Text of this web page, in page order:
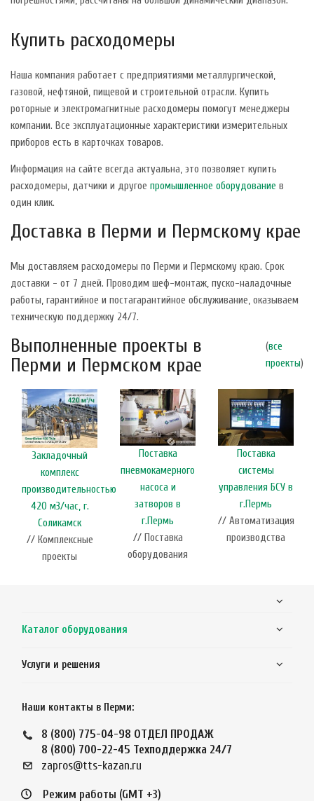
Купить расходомеры
Наша компания работает с предприятиями металлургической,
газовой, нефтяной, пищевой и строительной отрасли. Купить
роторные и электромагнитные расходомеры помогут менеджеры
компании. Все эксплуатационные характеристики измерительных
приборов есть в карточках товаров.
Информация на сайте всегда актуальна, это позволяет купить
расходомеры, датчики и другое промышленное оборудование в
один клик.
Доставка в Перми и Пермскому крае
Мы доставляем расходомеры по Перми и Пермскому краю. Срок
доставки - от 7 дней. Проводим шеф-монтаж, пуско-наладочные
работы, гарантийное и постагарантийное обслуживание, оказываем
техническую поддержку 24/7.
Выполненные проекты в
Перми и Пермском крае
(все
проекты)
Закладочный
комплекс
производительностью
420 м3/час, г.
Соликамск
// Комплексные
проекты
Поставка
пневмокамерного
насоса и
затворов в
г.Пермь
// Поставка
оборудования
Поставка
системы
управления БСУ в
г.Пермь
// Автоматизация
производства
Каталог оборудования
Услуги и решения
Наши контакты в Перми:
8 (800) 775-04-98 ОТДЕЛ ПРОДАЖ
8 (800) 700-22-45 Техподдержка 24/7
zapros@tts-kazan.ru
Режим работы (GMT +3)